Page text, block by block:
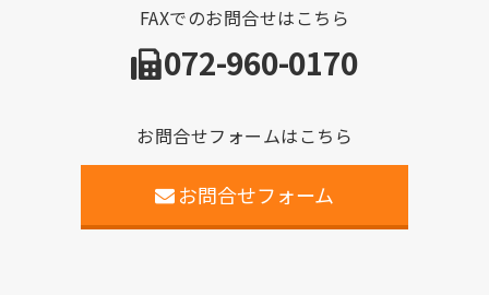
FAXでのお問合せはこちら
072-960-0170
お問合せフォームはこちら
お問合せフォーム